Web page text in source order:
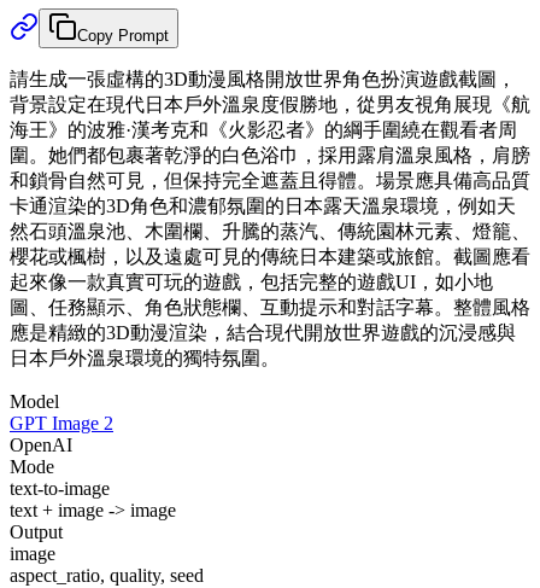
Copy Prompt
請生成一張虛構的3D動漫風格開放世界角色扮演遊戲截圖，
背景設定在現代日本戶外溫泉度假勝地，從男友視角展現《航
海王》的波雅·漢考克和《火影忍者》的綱手圍繞在觀看者周
圍。她們都包裹著乾淨的白色浴巾，採用露肩溫泉風格，肩膀
和鎖骨自然可見，但保持完全遮蓋且得體。場景應具備高品質
卡通渲染的3D角色和濃郁氛圍的日本露天溫泉環境，例如天
然石頭溫泉池、木圍欄、升騰的蒸汽、傳統園林元素、燈籠、
櫻花或楓樹，以及遠處可見的傳統日本建築或旅館。截圖應看
起來像一款真實可玩的遊戲，包括完整的遊戲UI，如小地
圖、任務顯示、角色狀態欄、互動提示和對話字幕。整體風格
應是精緻的3D動漫渲染，結合現代開放世界遊戲的沉浸感與
日本戶外溫泉環境的獨特氛圍。
Model
GPT Image 2
OpenAI
Mode
text-to-image
text + image -> image
Output
image
aspect_ratio, quality, seed